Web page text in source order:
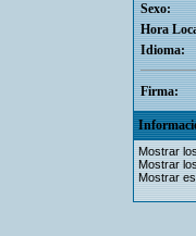
Sexo:
Hora
Idioma:
Firma:
Mostrar
Mostrar
Mostrar